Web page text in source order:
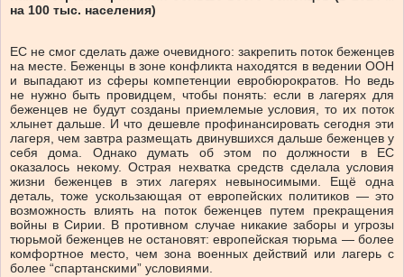
на 100 тыс. населения)
ЕС не смог сделать даже очевидного: закрепить поток беженцев
на месте. Беженцы в зоне конфликта находятся в ведении ООН
и выпадают из сферы компетенции евробюрократов. Но ведь
не нужно быть провидцем, чтобы понять: если в лагерях для
беженцев не будут созданы приемлемые условия, то их поток
хлынет дальше. И что дешевле профинансировать сегодня эти
лагеря, чем завтра размещать двинувшихся дальше беженцев у
себя дома. Однако думать об этом по должности в ЕС
оказалось некому. Острая нехватка средств сделала условия
жизни беженцев в этих лагерях невыносимыми. Ещё одна
деталь, тоже ускользающая от европейских политиков — это
возможность влиять на поток беженцев путем прекращения
войны в Сирии. В противном случае никакие заборы и угрозы
тюрьмой беженцев не остановят: европейская тюрьма — более
комфортное место, чем зона военных действий или лагерь с
более “спартанскими” условиями.